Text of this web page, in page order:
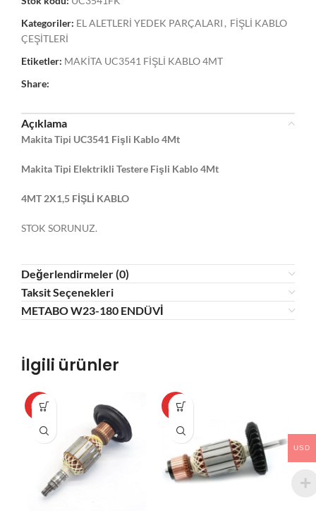
Kategoriler: EL ALETLERİ YEDEK PARÇALARI , FİŞLİ KABLO
ÇEŞİTLERİ
Etiketler: MAKİTA UC3541 FİŞLİ KABLO 4MT
Share:
Açıklama
Makita Tipi UC3541 Fişli Kablo 4Mt
Makita Tipi Elektrikli Testere Fişli Kablo 4Mt
4MT 2X1,5 FİŞLİ KABLO
STOK SORUNUZ.
Değerlendirmeler (0)
Taksit Seçenekleri
METABO W23-180 ENDÜVİ
İlgili ürünler
HOT HOT
USD